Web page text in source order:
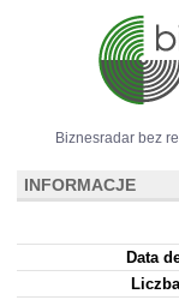
Biznesradar bez
INFORMACJE
Data